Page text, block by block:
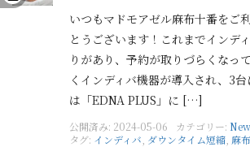
いつもマドモアゼル麻布十番をご
とうございます！これまでインデ
りがあり、予約が取りづらくなっ
くインディバ機器が導入され、3
は「EDNA PLUS」に […]
公開済み: 2024-05-06 カテゴリー:
タグ: インディバ ダウンタイム短縮 麻